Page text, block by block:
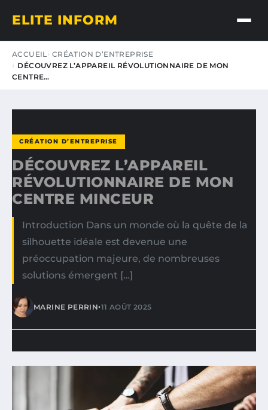
ELITE INFORM
ACCUEIL CRÉATION D’ENTREPRISE
DÉCOUVREZ L’APPAREIL RÉVOLUTIONNAIRE DE MON
CENTRE…
CRÉATION D’ENTREPRISE
DÉCOUVREZ L’APPAREIL
RÉVOLUTIONNAIRE DE MON
CENTRE MINCEUR
Introduction Dans un monde où la quête de la
silhouette idéale est devenue une
préoccupation majeure, de nombreuses
solutions émergent […]
MARINE PERRIN•11 AOÛT 2025